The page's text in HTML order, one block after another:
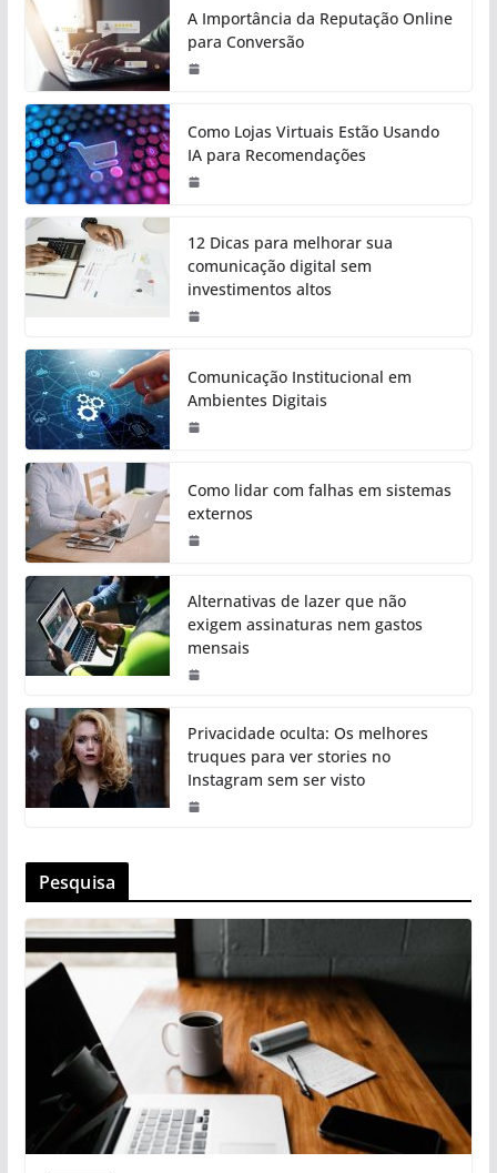
A Importância da Reputação Online
para Conversão
Como Lojas Virtuais Estão Usando
IA para Recomendações
12 Dicas para melhorar sua
comunicação digital sem
investimentos altos
Comunicação Institucional em
Ambientes Digitais
Como lidar com falhas em sistemas
externos
Alternativas de lazer que não
exigem assinaturas nem gastos
mensais
Privacidade oculta: Os melhores
truques para ver stories no
Instagram sem ser visto
Pesquisa